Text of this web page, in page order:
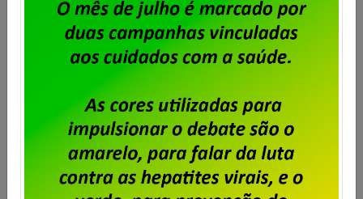
Dataprev: trabalhadores do RJ
aprovam proposta da PLR 2026
Publicado porImprensaem31/07/2026